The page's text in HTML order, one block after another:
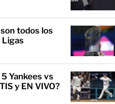
todos los
Ligas
Yankees vs
y EN VIVO?